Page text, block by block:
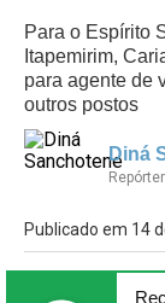
Para o Espírito
Itapemirim,
para agente de
outros postos
Diná
Publicado em 14